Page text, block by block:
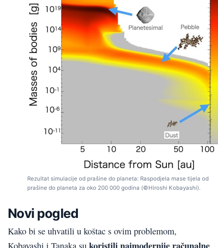
Rezultat simulacije od prašine do planeta: Raspodjela mase tijela od
prašine do planeta za oko 200 000 godina (©Hiroshi Kobayashi).
Novi pogled
Kako bi se uhvatili u koštac s ovim problemom,
Kobayashi i Tanaka su